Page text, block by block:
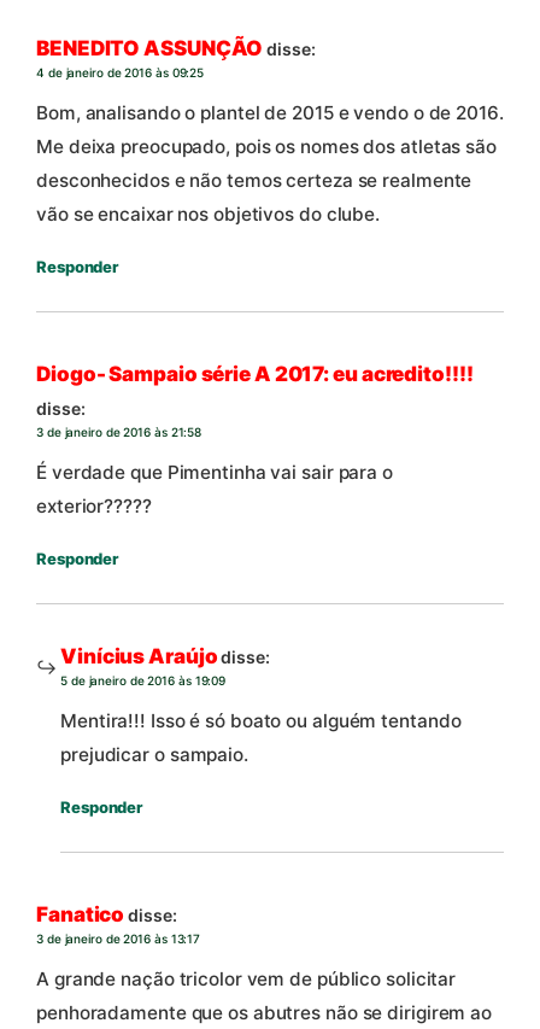
BENEDITO ASSUNÇÃO disse:
4 de janeiro de 2016 às 09:25
Bom, analisando o plantel de 2015 e vendo o de 2016.
Me deixa preocupado, pois os nomes dos atletas são
desconhecidos e não temos certeza se realmente
vão se encaixar nos objetivos do clube.
Responder
Diogo- Sampaio série A 2017: eu acredito!!!!
disse:
3 de janeiro de 2016 às 21:58
É verdade que Pimentinha vai sair para o
exterior?????
Responder
Vinícius Araújo disse:
5 de janeiro de 2016 às 19:09
Mentira!!! Isso é só boato ou alguém tentando
prejudicar o sampaio.
Responder
Fanatico disse:
3 de janeiro de 2016 às 13:17
A grande nação tricolor vem de público solicitar
penhoradamente que os abutres não se dirigirem ao